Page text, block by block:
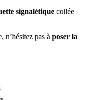
signalétique collée
n’hésitez pas à poser la